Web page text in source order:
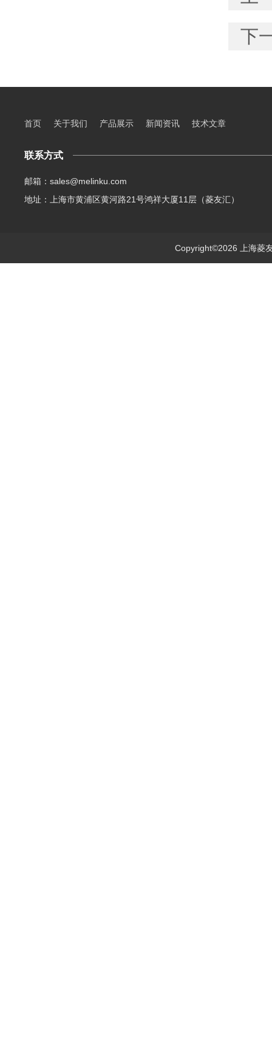
下
首页 关于我们 产品展示 新闻资讯 技术文章
联系方式
邮箱：sales@melinku.com
地址：上海市黄浦区黄河路21号鸿祥大厦11层（菱友汇）
Copyright©2026 上海菱